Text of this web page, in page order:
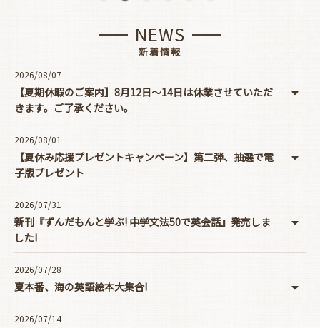
NEWS
新着情報
2026/08/07
【夏期休暇のご案内】8月12日～14日は休業させていただ
きます。ご了承ください。
2026/08/01
【夏休み応援プレゼントキャンペーン】第二弾、抽選で電
子版プレゼント
2026/07/31
新刊『ずんだもんと学ぶ! 中学文法50で英会話』発売しま
した!
2026/07/28
夏本番、海の英語絵本大集合!
2026/07/14